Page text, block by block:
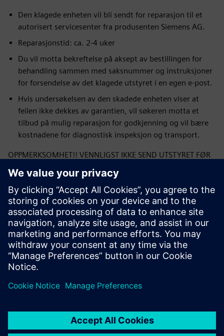
Den klagede enheten vil bli sendt for reparasjon til et
autorisert servicesenter fra produsenten Siemens AG.
Reparasjonstid: ca. 2-4 uker
Du vil motta bekreftelse på aksept av bestillingen for
behandling sammen med saksnummer og instruksjoner
for forsendelse av det klagede utstyret i en egen e-post.
Hvis undersøkelsen av den skadede enheten viser at
feilen ikke dekkes av garantien, vil søkeren motta et
tilbud på mulig reparasjon for godkjenning og vil bære
kostnadene for diagnostisk inspeksjon og transport.
OPPMERKSOMHET!! VENNLIGST IKKE SEND UTSTYRET FØR
DU MOTTAR BEKREFTELSE PÅ AKSEPT AV KLAGEN.
BEKREFTELSEN VIL INNEHOLDE RIKTIG ADRESSE FOR
LEVERING AV DET KLAGEDE PRODUKTET.
Ved å sende inn skjemaet bekrefter du at du har lest
Siemens Sp. klageprosedyre. z o. o. og aksept av den. Hvis
du har spørsmål eller bekymringer angående utfylling av
skjemaet, vennligst kontakt oss på: ics.pl@siemens.com